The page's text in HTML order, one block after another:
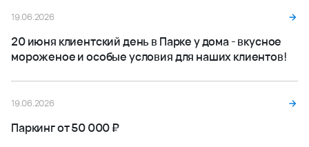
19.06.2026
20 июня клиентский день в Парке у дома - вкусное
мороженое и особые условия для наших клиентов!
19.06.2026
Паркинг от 50 000 ₽